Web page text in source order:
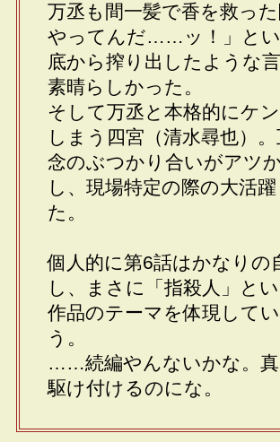
万丞も間一髪で香を救っ
やってんだ……ッ！」と
底から搾り出したような
素晴らしかった。
そして万丞と本格的にケ
しまう四宮（清水尋也）
念のぶつかり合いがアツ
し、現場特定の際の大活
た。
個人的に第6話はかなりの
し、まさに「指殺人」と
作品のテーマを体現して
う。
……続編やんないかな。真
駆け付けるのにな。